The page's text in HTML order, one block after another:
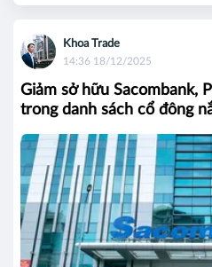
Khoa Trade
14:36 18/12/2025
Giảm sở hữu Sacombank,
trong danh sách cổ đông